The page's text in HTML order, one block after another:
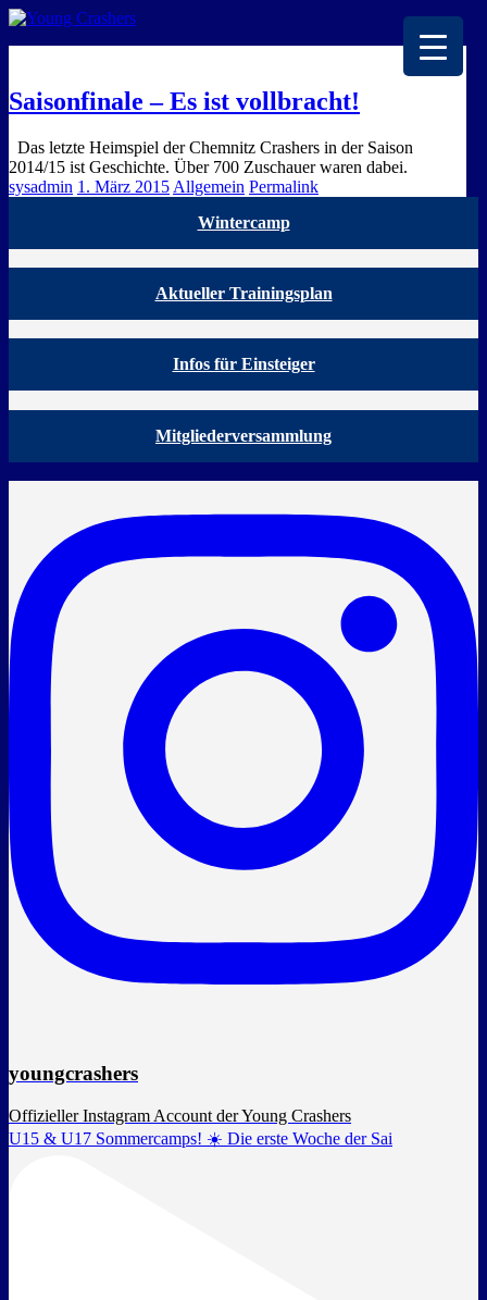
Saisonfinale – Es ist vollbracht!
Das letzte Heimspiel der Chemnitz Crashers in der Saison
2014/15 ist Geschichte. Über 700 Zuschauer waren dabei.
sysadmin 1. März 2015 Allgemein Permalink
Wintercamp
Aktueller Trainingsplan
Infos für Einsteiger
Mitgliederversammlung
youngcrashers
Offizieller Instagram Account der Young Crashers
U15 & U17 Sommercamps! ☀️ Die erste Woche der Sai